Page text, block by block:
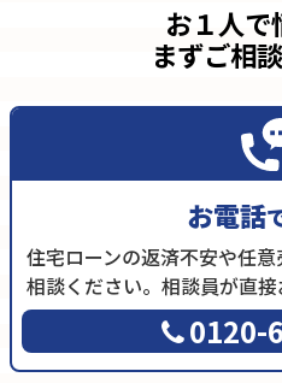
お１人で
まずご相
お電話
住宅ローンの返済不安や任
相談ください。相談員が直接
0120-